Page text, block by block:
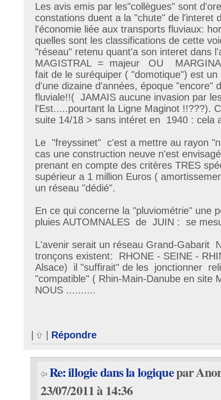
Les avis emis par les"collègues" sont
constations duent a la "chute" de l'interet
l'économie liée aux transports fluviaux:
quelles sont les classifications de cette
"réseau" retenu quant'a son interet dans
MAGISTRAL = majeur OU
fait de le suréquiper ( "domotique") est
d'une dizaine d'années, époque "encore"
fluviale!!( JAMAIS aucune invasion par
l'Est.....pourtant la Ligne Maginot !!???).
suite 14/18 > sans intéret en 1940 : cela
Le "freyssinet" c'est a mettre au rayon
cas une construction neuve n'est
prenant en compte des critères TRES
supérieur a 1 million Euros (
un réseau "dédié".
En ce qui concerne la "pluviométrie" une
pluies AUTOMNALES de JUIN : se
L'avenir serait un réseau Grand-Gabarit
tronçons existent: RHONE - SEINE -
Alsace) il "suffirait" de les jonctionner
"compatible" ( Rhin-Main-Danube en site
NOUS ..........
| | Répondre
Re: illogie dans la logiquepar
23/07/2011 à 14:36